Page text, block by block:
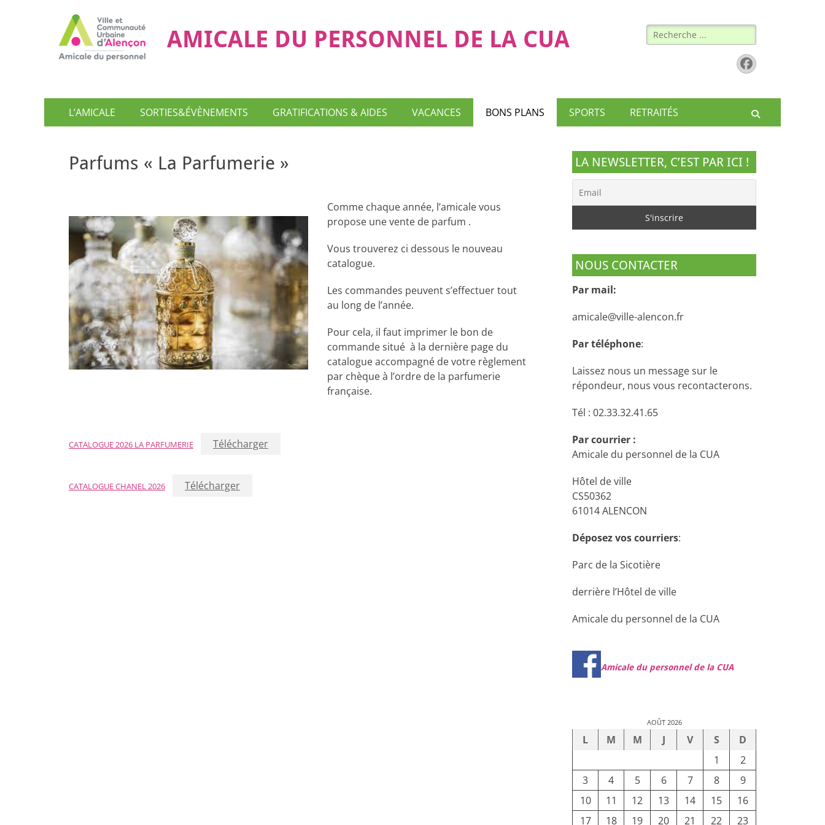
AMICALE DU PERSONNEL DE LA CUA Rechercher :
Facebook
Menu
principal
L’AMICALE SORTIES&ÉVÈNEMENTS GRATIFICATIONS & AIDES VACANCES BONS PLANS SPORTS RETRAITÉS
Parfums « La Parfumerie »
Comme chaque année, l’amicale vous
propose une vente de parfum .
Vous trouverez ci dessous le nouveau
catalogue.
Les commandes peuvent s’effectuer tout
au long de l’année.
Pour cela, il faut imprimer le bon de
commande situé à la dernière page du
catalogue accompagné de votre règlement
par chèque à l’ordre de la parfumerie
française.
CATALOGUE 2026 LA PARFUMERIE Télécharger
CATALOGUE CHANEL 2026 Télécharger
LA NEWSLETTER, C’EST PAR ICI !
NOUS CONTACTER
Par mail:
amicale@ville-alencon.fr
Par téléphone:
Laissez nous un message sur le
répondeur, nous vous recontacterons.
Tél : 02.33.32.41.65
Par courrier :
Amicale du personnel de la CUA
Hôtel de ville
CS50362
61014 ALENCON
Déposez vos courriers:
Parc de la Sicotière
derrière l’Hôtel de ville
Amicale du personnel de la CUA
Amicale du personnel de la CUA
AOÛT 2026
L M M J V S
D
1
2
3
4 5 6 7 8
9
10
11 12 13 14 15
16
17
18 19 20 21 22 23